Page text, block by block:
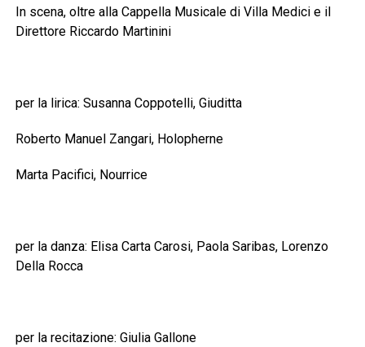
In scena, oltre alla Cappella Musicale di Villa Medici e il
Direttore Riccardo Martinini
per la lirica: Susanna Coppotelli, Giuditta
Roberto Manuel Zangari, Holopherne
Marta Pacifici, Nourrice
per la danza: Elisa Carta Carosi, Paola Saribas, Lorenzo
Della Rocca
per la recitazione: Giulia Gallone